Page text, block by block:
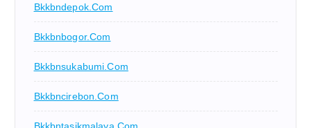
Bkkbndepok.com
Bkkbnbogor.com
Bkkbnsukabumi.com
Bkkbncirebon.com